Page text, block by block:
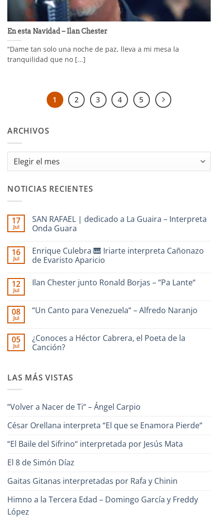
En esta Navidad – Ilan Chester
“Dame tan solo una noche de paz, lleva a mi mesa la
tranquilidad que no [...]
1 2 3 4 5
ARCHIVOS
Archivos
NOTICIAS RECIENTES
17
Jul
SAN RAFAEL | dedicado a La Guaira – Interpreta
Onda Guara
comentarios
en
SAN
dedicado
–
Interpreta
16
Jul
Enrique Culebra 🎹 Iriarte interpreta Cañonazo
de Evaristo Aparicio
comentarios
🎹
Iriarte
Evaristo
Aparicio
12
Jul
Ilan Chester junto Ronald Borjas – “Pa Lante“
en
Ronald
Borjas
–
08
Jul
“Un Canto para Venezuela“ – Alfredo Naranjo
en
“Un
Canto
Alfredo
05
Jul
¿Conoces a Héctor Cabrera, el Poeta de la
Canción?
en
¿Conoces
el
la
LAS MÁS VISTAS
“Volver a Nacer de Ti“ – Ángel Carpio
César Orellana interpreta “El que se Enamora Pierde“
“El Baile del Sifrino“ interpretada por Jesús Mata
El 8 de Simón Díaz
Gaitas Gitanas interpretadas por Rafa y Chinin
Himno a la Tercera Edad – Domingo García y Freddy
López